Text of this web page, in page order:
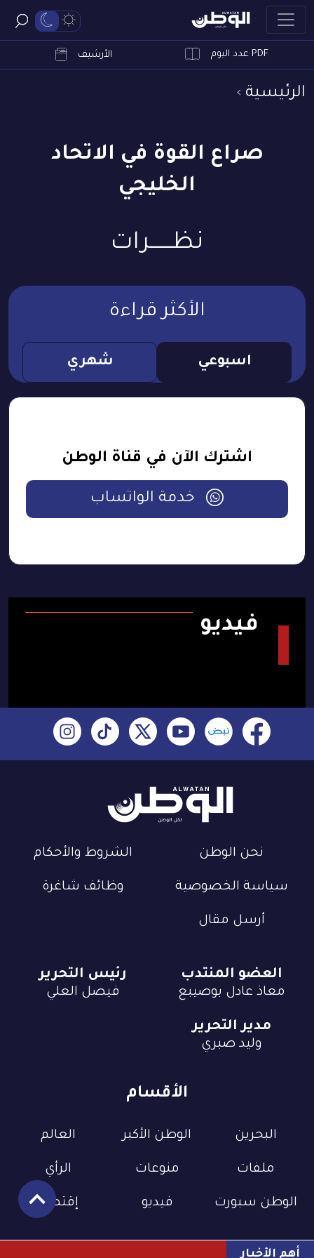
PDF عدد اليوم الأرشيف
الرئيسية
صراع القوة في الاتحاد
الخليجي
نظــــــرات
الأكثر قراءة
اسبوعي شهري
اشترك الآن في قناة الوطن
خدمة الواتساب
فيديو
أهم الأخبار
نحن الوطن الشروط والأحكام
سياسة الخصوصية وظائف شاغرة
أرسل مقال
الأقسام
البحرين الوطن الأكبر العالم
ملفات منوعات الرأي
الوطن سبورت فيديو إقتصاد
العضو المنتدب
معاذ عادل بوصيبع
رئيس التحرير
فيصل العلي
مدير التحرير
وليد صبري